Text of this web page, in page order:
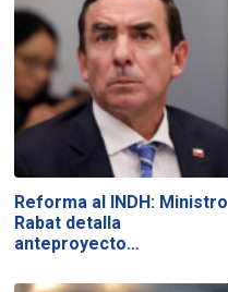
Reforma al INDH: Ministro
Rabat detalla
anteproyecto…